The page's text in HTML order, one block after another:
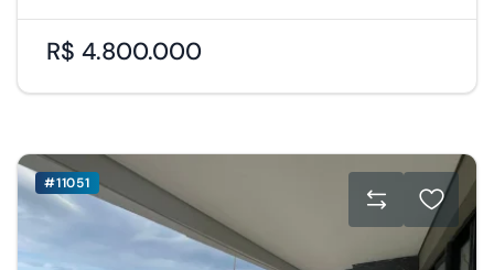
R$ 4.800.000
#11051